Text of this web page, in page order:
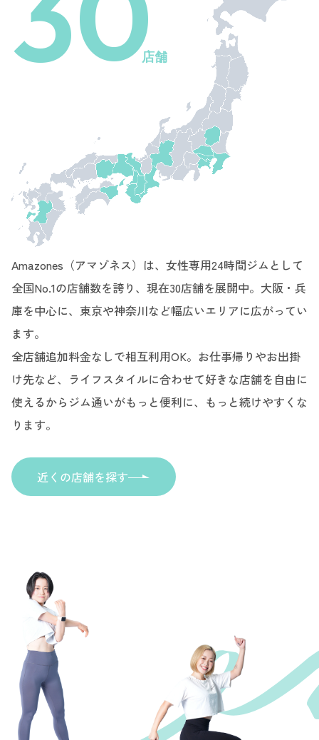
店舗
Amazones（アマゾネス）は、女性専用24時間ジムとして
全国No.1の店舗数を誇り、現在30店舗を展開中。大阪・兵
庫を中心に、東京や神奈川など幅広いエリアに広がってい
ます。
全店舗追加料金なしで相互利用OK。お仕事帰りやお出掛
け先など、ライフスタイルに合わせて好きな店舗を自由に
使えるからジム通いがもっと便利に、もっと続けやすくな
ります。
近くの店舗を探す